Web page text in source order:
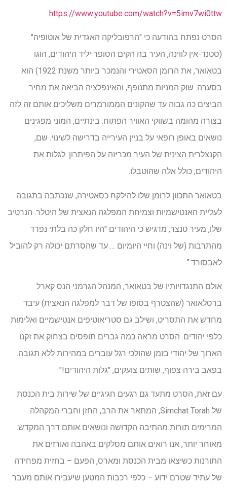
https://www.youtube.com/watch?v=5imv7wi0ttw
הסרט נפתח בהודעה כי "הרפובליקה האגדית של אוטופיה"
(סטנד-אין לווינה, העיר בה הקים הסופר יליד היהודים, הוגו
בטאואר, את הרומן הסאטירי והנמכר ביותר משנת 1922) הוא
בסערה. שוק המניות מתנופף, והאינפלציה הביאה את מחיר
הביצים כה גבוה עד שהקונים הממורמרים משליכים אותם זה לזה
בצורה מהומה בשווקי האוויר הפתוח. בינתיים, המוני מפגינים
נושאים באופן רופאי על בניין העירייה בדרישה לשינוי. שם,
הקנצלרית הצינית של העיר מכריזה על הפיתרון: לגלות את
היהודים, כולל אלה שהוטבלו.
בטאואר התכוון לרומן שלו להילקח כסאטירה, שנכתבה בתגובה
לעליית האנטישמיות וצמיחת המפלגה הנאצית של היטלר. הנרטיב
שלו, מעיר טנצר, מדגיש כי היהודים "היו חלק כה בלתי נפרד
מהתרבות (של וינה) וחיי היומיום … עד שהסרתם יכולה רק להוביל
לאבסורד."
אולם התנגדויותיו של בטאואר, המנהל הגרמני הנס קארל
ברסלאואר (שהצטרף בסופו של דבר למפלגה הנאצית) עיבד
מחדש את התסריט, ושילב גם סטריאוטיפים אנטישמיים ואלימות
כלפי יהודים. הסרט מראה כמה גברים תופסים בצחוק את זקנו
הארוך של יהודי בזמן שהולכי רגל עוברים במהירות ללא תגובה.
בפאב בירה צפוף, שותים צועקים, "גלות היהודים!"
עם זאת, הסרט מתעד גם רגעים חגיגיים של שירות בית הכנסת
של Simchat Torah, המתאר את הרב, החזן וחברי המקהלה
המרימים תורות מהתיבה הקדושה ונושאים אותם דרך המקדש.
מאוחר יותר, אנו רואים אותם מסלקים באהבה ואורזים את
התורנות כשיצאו מבית הכנסת ומארס, הפעם – בחזית מפחידה
של עתיד שטרם ידוע – כלפי רכבות המטען שיעבירו אותם מעבר